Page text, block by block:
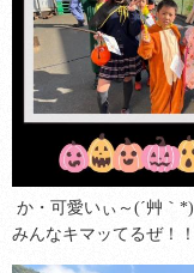
か・可愛いぃ～(´艸｀*)
みんなキマッてるぜ！！